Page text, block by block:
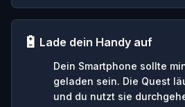
🔋 Lade dein Handy auf
Dein Smartphone sollte
geladen sein. Die Quest
und du nutzt sie